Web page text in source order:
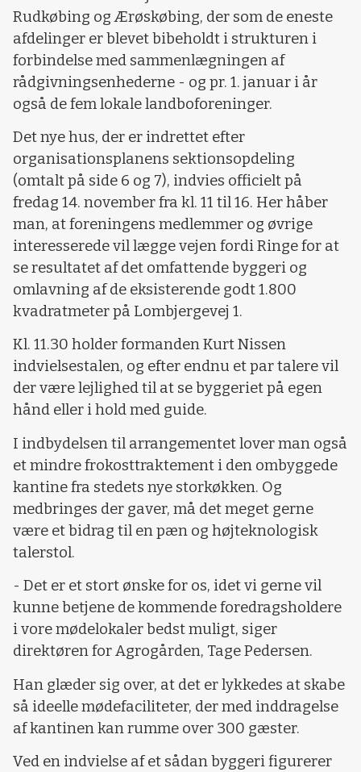
Rudkøbing og Ærøskøbing, der som de eneste
afdelinger er blevet bibeholdt i strukturen i
forbindelse med sammenlægningen af
rådgivningsenhederne - og pr. 1. januar i år
også de fem lokale landboforeninger.
Det nye hus, der er indrettet efter
organisationsplanens sektionsopdeling
(omtalt på side 6 og 7), indvies officielt på
fredag 14. november fra kl. 11 til 16. Her håber
man, at foreningens medlemmer og øvrige
interesserede vil lægge vejen fordi Ringe for at
se resultatet af det omfattende byggeri og
omlavning af de eksisterende godt 1.800
kvadratmeter på Lombjergevej 1.
Kl. 11.30 holder formanden Kurt Nissen
indvielsestalen, og efter endnu et par talere vil
der være lejlighed til at se byggeriet på egen
hånd eller i hold med guide.
I indbydelsen til arrangementet lover man også
et mindre frokosttraktement i den ombyggede
kantine fra stedets nye storkøkken. Og
medbringes der gaver, må det meget gerne
være et bidrag til en pæn og højteknologisk
talerstol.
- Det er et stort ønske for os, idet vi gerne vil
kunne betjene de kommende foredragsholdere
i vore mødelokaler bedst muligt, siger
direktøren for Agrogården, Tage Pedersen.
Han glæder sig over, at det er lykkedes at skabe
så ideelle mødefaciliteter, der med inddragelse
af kantinen kan rumme over 300 gæster.
Ved en indvielse af et sådan byggeri figurerer